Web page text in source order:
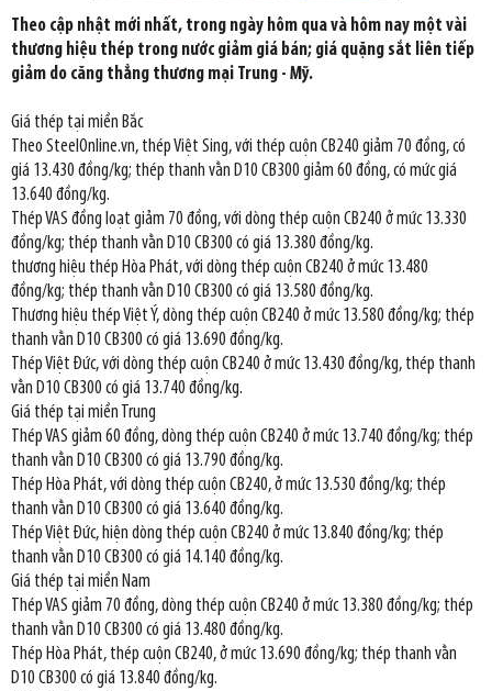
Theo cập nhật mới nhất, trong ngày hôm qua và hôm nay một vài
thương hiệu thép trong nước giảm giá bán; giá quặng sắt liên tiếp
giảm do căng thẳng thương mại Trung - Mỹ.
Giá thép tại miền Bắc
Theo SteelOnline.vn, thép Việt Sing, với thép cuộn CB240 giảm 70 đồng, có
giá 13.430 đồng/kg; thép thanh vằn D10 CB300 giảm 60 đồng, có mức giá
13.640 đồng/kg.
Thép VAS đồng loạt giảm 70 đồng, với dòng thép cuộn CB240 ở mức 13.330
đồng/kg; thép thanh vằn D10 CB300 có giá 13.380 đồng/kg.
thương hiệu thép Hòa Phát, với dòng thép cuộn CB240 ở mức 13.480
đồng/kg; thép thanh vằn D10 CB300 có giá 13.580 đồng/kg.
Thương hiệu thép Việt Ý, dòng thép cuộn CB240 ở mức 13.580 đồng/kg; thép
thanh vằn D10 CB300 có giá 13.690 đồng/kg.
Thép Việt Đức, với dòng thép cuộn CB240 ở mức 13.430 đồng/kg, thép thanh
vằn D10 CB300 có giá 13.740 đồng/kg.
Giá thép tại miền Trung
Thép VAS giảm 60 đồng, dòng thép cuộn CB240 ở mức 13.740 đồng/kg; thép
thanh vằn D10 CB300 có giá 13.790 đồng/kg.
Thép Hòa Phát, với dòng thép cuộn CB240, ở mức 13.530 đồng/kg; thép
thanh vằn D10 CB300 có giá 13.640 đồng/kg.
Thép Việt Đức, hiện dòng thép cuộn CB240 ở mức 13.840 đồng/kg; thép
thanh vằn D10 CB300 có giá 14.140 đồng/kg.
Giá thép tại miền Nam
Thép VAS giảm 70 đồng, dòng thép cuộn CB240 ở mức 13.380 đồng/kg; thép
thanh vằn D10 CB300 có giá 13.480 đồng/kg.
Thép Hòa Phát, thép cuộn CB240, ở mức 13.690 đồng/kg; thép thanh vằn
D10 CB300 có giá 13.840 đồng/kg.